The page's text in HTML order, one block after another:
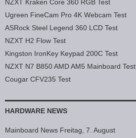
NZXT Kraken Core 360 RGB Test
Ugreen FineCam Pro 4K Webcam Test
ASRock Steel Legend 360 LCD Test
NZXT H2 Flow Test
Kingston IronKey Keypad 200C Test
NZXT N7 B850 AMD AM5 Mainboard Test
Cougar CFV235 Test
HARDWARE NEWS
Mainboard News Freitag, 7. August